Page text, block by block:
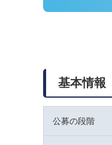
基本情報
公募の段階